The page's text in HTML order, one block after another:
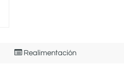
Realimentación